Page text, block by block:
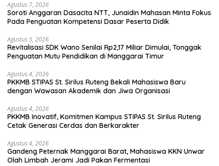
Agustus 7, 2026
Soroti Anggaran Dasacita NTT, Junaidin Mahasan Minta Fokus
Pada Penguatan Kompetensi Dasar Peserta Didik
Agustus 5, 2026
Revitalisasi SDK Wano Senilai Rp2,17 Miliar Dimulai, Tonggak
Penguatan Mutu Pendidikan di Manggarai Timur
Agustus 4, 2026
PKKMB STIPAS St. Sirilus Ruteng Bekali Mahasiswa Baru
dengan Wawasan Akademik dan Jiwa Organisasi
Agustus 4, 2026
PKKMB Inovatif, Komitmen Kampus STIPAS St. Sirilus Ruteng
Cetak Generasi Cerdas dan Berkarakter
Agustus 4, 2026
Gandeng Peternak Manggarai Barat, Mahasiswa KKN Unwar
Olah Limbah Jerami Jadi Pakan Fermentasi